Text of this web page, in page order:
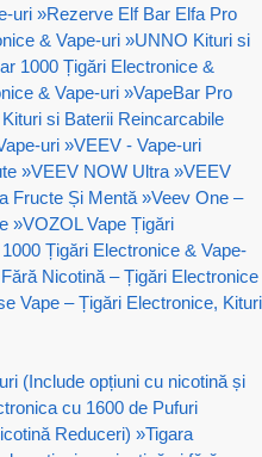
uri »Rezerve Elf Bar Elfa Pro
& Vape-uri »UNNO Kituri si
1000 Țigări Electronice &
& Vape-uri »VapeBar Pro
si Baterii Reincarcabile
uri »VEEV - Vape-uri
»VEEV NOW Ultra »VEEV
Fructe Și Mentă »Veev One –
»VOZOL Vape Țigări
Țigări Electronice & Vape-
Nicotină – Țigări Electronice
Vape – Țigări Electronice, Kituri
(Include opțiuni cu nicotină și
cu 1600 de Pufuri
Reduceri) »Tigara